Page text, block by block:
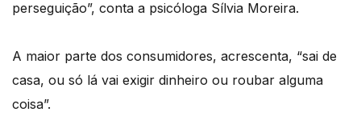
perseguição”, conta a psicóloga Sílvia Moreira.
A maior parte dos consumidores, acrescenta, “sai de
casa, ou só lá vai exigir dinheiro ou roubar alguma
coisa”.